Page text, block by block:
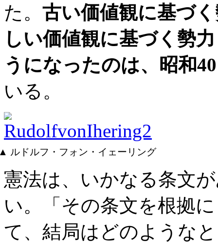
た。 古い価値観に基づ
しい価値観に基づく勢
うになったのは、昭和
いる。
ルドルフ・フォン・イェーリング
憲法は、いかなる条文
い。「その条文を根拠
て、結局はどのような